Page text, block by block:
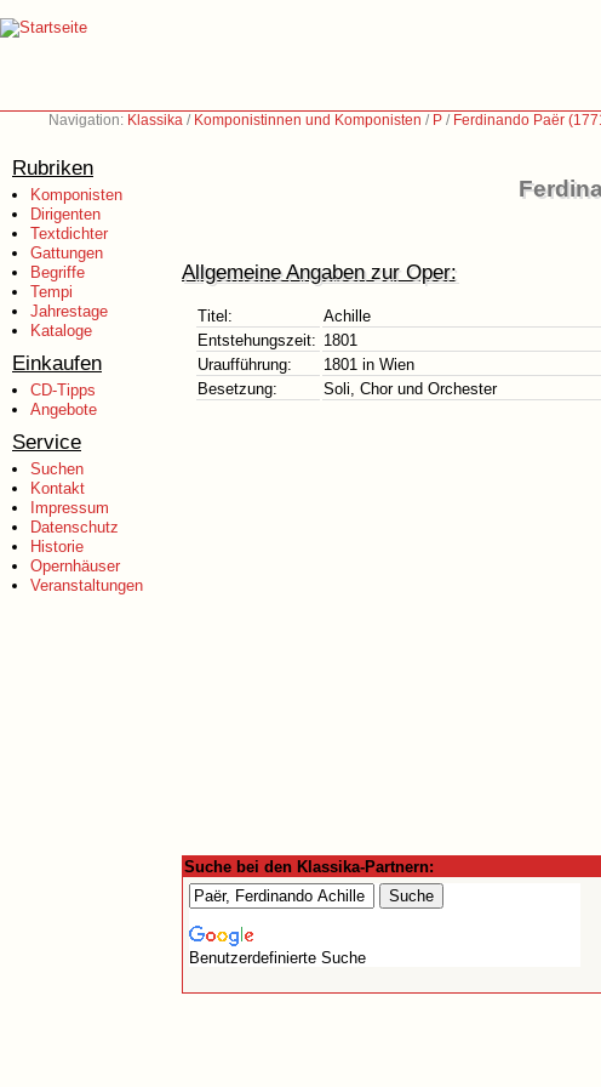
Navigation: Klassika / Komponistinnen und Komponisten / P / Ferdinando Paër
Rubriken
Komponisten
Dirigenten
Textdichter
Gattungen
Begriffe
Tempi
Jahrestage
Kataloge
Einkaufen
CD-Tipps
Angebote
Service
Suchen
Kontakt
Impressum
Datenschutz
Historie
Opernhäuser
Veranstaltungen
Allgemeine Angaben zur Oper:
Titel:
Achille
Entstehungszeit: 1801
Uraufführung:
1801 in Wien
Besetzung:
Soli, Chor und Orchester
Suche bei den Klassika-Partnern:
Benutzerdefinierte Suche